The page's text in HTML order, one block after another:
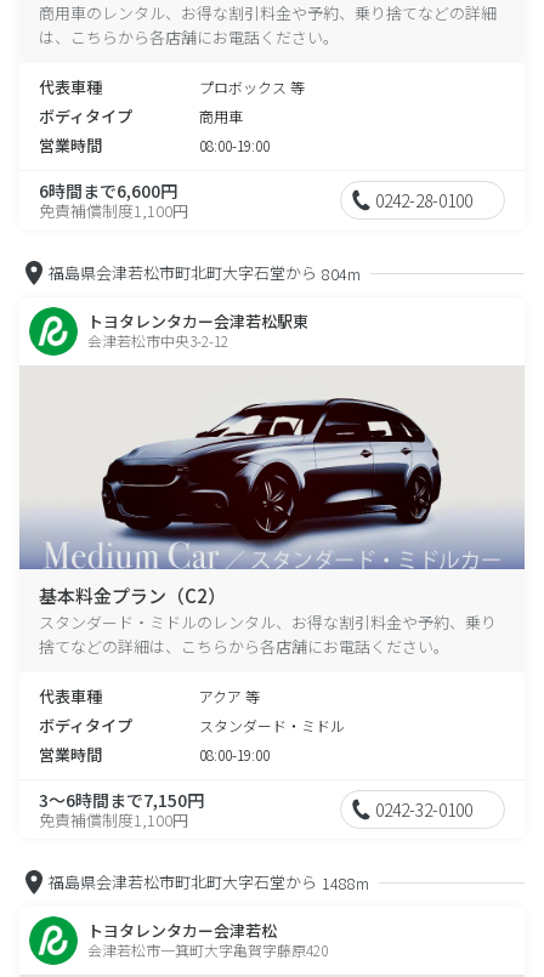
商用車のレンタル、お得な割引料金や予約、乗り捨てなどの詳細
は、こちらから各店舗にお電話ください。
代表車種 プロボックス 等
ボディタイプ 商用車
営業時間 08:00-19:00
6時間まで6,600円
免責補償制度1,100円 0242-28-0100
福島県会津若松市町北町大字石堂から 804m
トヨタレンタカー会津若松駅東
会津若松市中央3-2-12
基本料金プラン（C2）
スタンダード・ミドルのレンタル、お得な割引料金や予約、乗り
捨てなどの詳細は、こちらから各店舗にお電話ください。
代表車種 アクア 等
ボディタイプ スタンダード・ミドル
営業時間 08:00-19:00
3～6時間まで7,150円
免責補償制度1,100円 0242-32-0100
福島県会津若松市町北町大字石堂から 1488m
トヨタレンタカー会津若松
会津若松市一箕町大字亀賀字藤原420